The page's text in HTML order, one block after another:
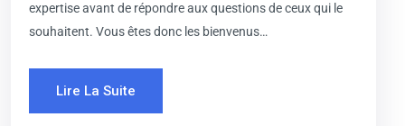
expertise avant de répondre aux questions de ceux qui le
souhaitent. Vous êtes donc les bienvenus…
Lire La Suite